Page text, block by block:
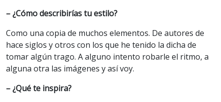
– ¿Cómo describirías tu estilo?
Como una copia de muchos elementos. De autores de
hace siglos y otros con los que he tenido la dicha de
tomar algún trago. A alguno intento robarle el ritmo, a
alguna otra las imágenes y así voy.
– ¿Qué te inspira?